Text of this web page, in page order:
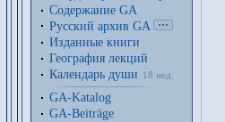
Содержание GA
Русский архив GA
Изданные книги
География лекций
Календарь души
18 нед.
GA-Katalog
GA-Beiträge